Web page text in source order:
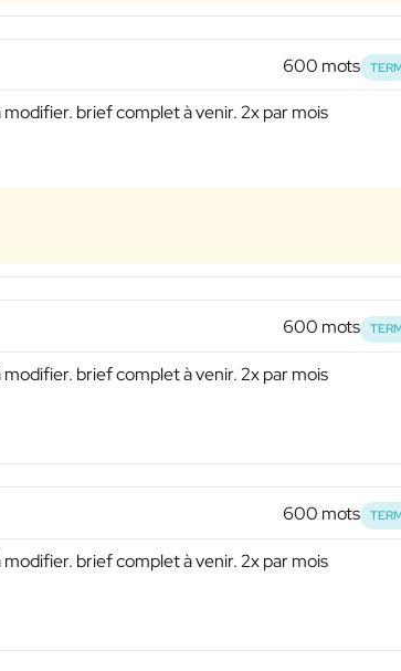
600 mots
brief complet à venir. 2x par mois
600 mots
brief complet à venir. 2x par mois
600 mots
brief complet à venir. 2x par mois